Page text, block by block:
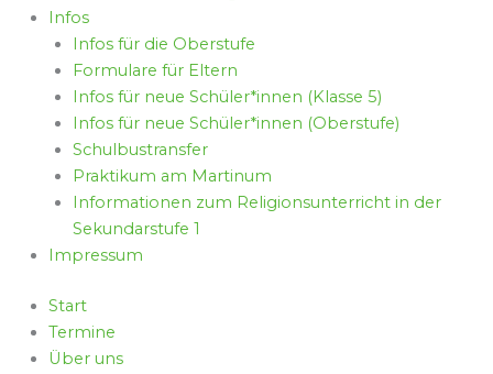
Infos
Infos für die Oberstufe
Formulare für Eltern
Infos für neue Schüler*innen (Klasse 5)
Infos für neue Schüler*innen (Oberstufe)
Schulbustransfer
Praktikum am Martinum
Informationen zum Religionsunterricht in der
Sekundarstufe 1
Impressum
Start
Termine
Über uns